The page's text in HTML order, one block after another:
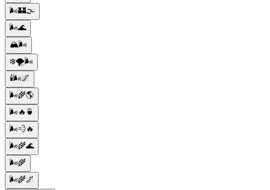
🌬️🏰🌫️
🌬️🌊
🏔️🌬️
❄️🌪️🌬️
🕯️🌬️🌌
🌬️🌾🌎
🌬️🔥🍵
🌬️💨🔥
🌬️🌾🌊
🌬️🌾
🌬️🌾🌌